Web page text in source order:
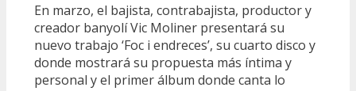
En marzo, el bajista, contrabajista, productor y
creador banyolí Vic Moliner presentará su
nuevo trabajo ‘Foc i endreces’, su cuarto disco y
donde mostrará su propuesta más íntima y
personal y el primer álbum donde canta lo